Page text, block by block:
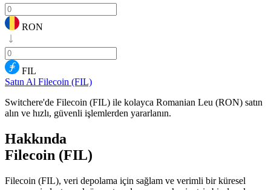
RON
FIL
Satın Al Filecoin (FIL)
Switchere'de Filecoin (FIL) ile kolayca Romanian Leu (RON) satın
alın ve hızlı, güvenli işlemlerden yararlanın.
Hakkında
Filecoin (FIL)
Filecoin (FIL), veri depolama için sağlam ve verimli bir küresel